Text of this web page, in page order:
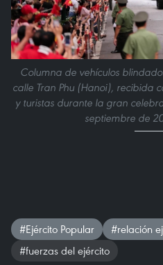
Columna de vehículos
calle Tran Phu (Hanoi), recibida
y turistas durante la gran
septiembre de
#Ejército Popular
#relación
#fuerzas del ejército